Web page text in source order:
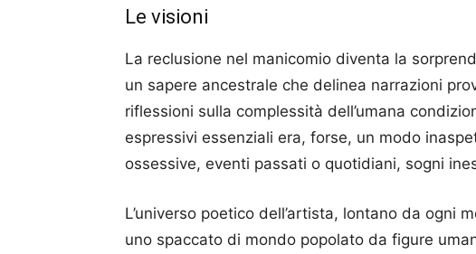
Le visioni
La reclusione nel manicomio diventa la
un sapere ancestrale che delinea narrazioni
riflessioni sulla complessità dell’umana
espressivi essenziali era, forse, un modo
ossessive, eventi passati o quotidiani, sogni
L’universo poetico dell’artista, lontano da ogni
uno spaccato di mondo popolato da figure